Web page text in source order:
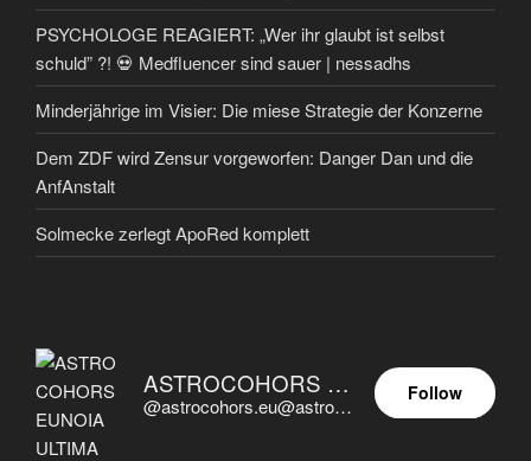
PSYCHOLOGE REAGIERT: „Wer ihr glaubt ist selbst
schuld” ?! 💀 Medfluencer sind sauer | nessadhs
Minderjährige im Visier: Die miese Strategie der Konzerne
Dem ZDF wird Zensur vorgeworfen: Danger Dan und die
AnfAnstalt
Solmecke zerlegt ApoRed komplett
ASTROCOHORS EUNOIA ULTIMA
@astrocohors.eu@astrocohors.eu
Follow